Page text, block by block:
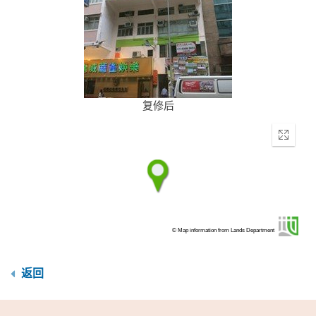
复修后
Enter
© Map information from Lands Department
返回